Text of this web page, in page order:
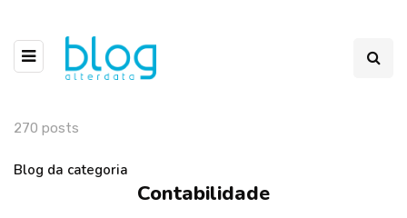
270 posts
Blog da categoria
Contabilidade